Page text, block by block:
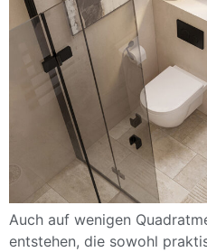
Auch auf wenigen
entstehen, die sowohl